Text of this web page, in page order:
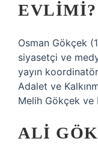
EVLIMI?
Osman Gökçek
siyasetçi ve
yayın
Adalet ve
Melih Gökçek ve
ALI